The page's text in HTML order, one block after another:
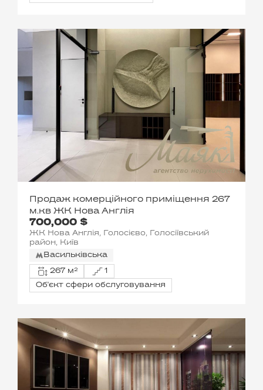
700,000 $
Продаж комерційного приміщення 267
м.кв ЖК Нова Англія
ЖК Нова Англія, Голосієво, Голосіївський
район, Київ
Васильківська
267 м²
1
Об'єкт сфери обслуговування